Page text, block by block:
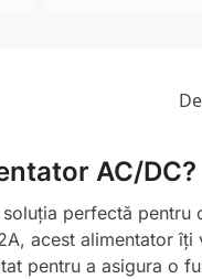
AC/DC?
perfectă
acest alimentator
pentru a asigura o